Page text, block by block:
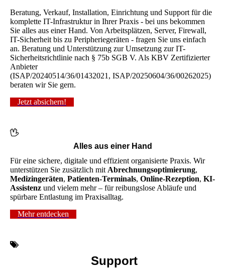
Beratung, Verkauf, Installation, Einrichtung und Support für die
komplette IT-Infrastruktur in Ihrer Praxis - bei uns bekommen
Sie alles aus einer Hand. Von Arbeitsplätzen, Server, Firewall,
IT-Sicherheit bis zu Peripheriegeräten - fragen Sie uns einfach
an. Beratung und Unterstützung zur Umsetzung zur IT-
Sicherheitsrichtlinie nach § 75b SGB V. Als KBV Zertifizierter
Anbieter
(ISAP/20240514/36/01432021, ISAP/20250604/36/00262025)
beraten wir Sie gern.
Jetzt absichern!
Alles aus einer Hand
Für eine sichere, digitale und effizient organisierte Praxis. Wir
unterstützen Sie zusätzlich mit Abrechnungsoptimierung,
Medizingeräten, Patienten-Terminals, Online-Rezeption, KI-
Assistenz und vielem mehr – für reibungslose Abläufe und
spürbare Entlastung im Praxisalltag.
Mehr entdecken
Support